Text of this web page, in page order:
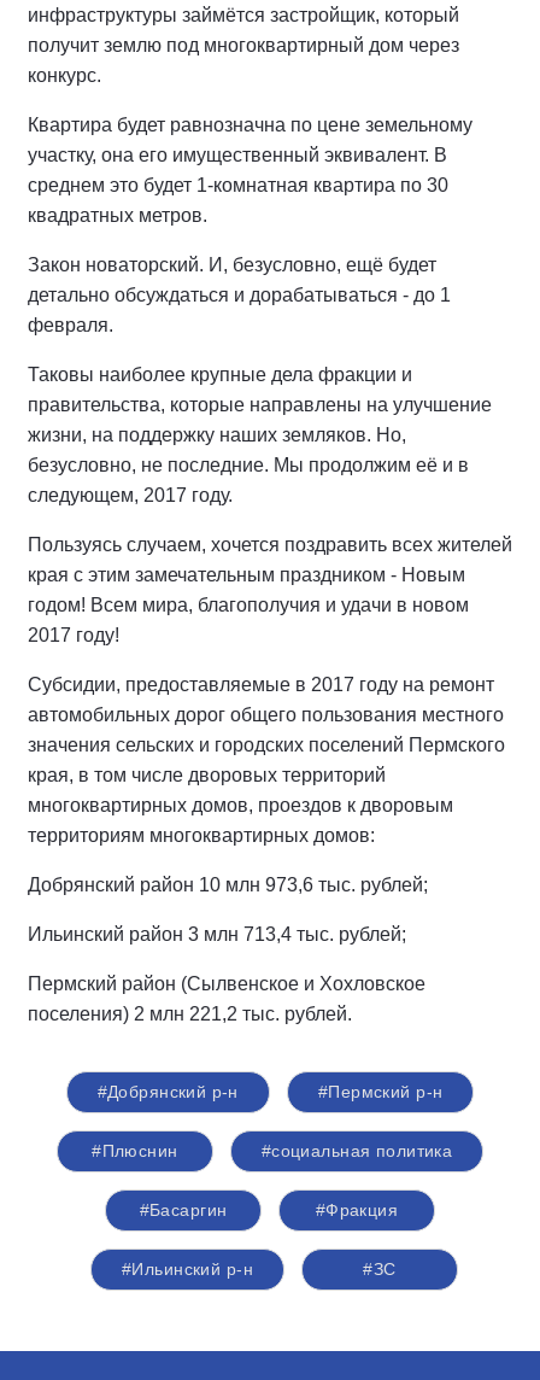
инфраструктуры займётся застройщик, который
получит землю под многоквартирный дом через
конкурс.
Квартира будет равнозначна по цене земельному
участку, она его имущественный эквивалент. В
среднем это будет 1-комнатная квартира по 30
квадратных метров.
Закон новаторский. И, безусловно, ещё будет
детально обсуждаться и дорабатываться - до 1
февраля.
Таковы наиболее крупные дела фракции и
правительства, которые направлены на улучшение
жизни, на поддержку наших земляков. Но,
безусловно, не последние. Мы продолжим её и в
следующем, 2017 году.
Пользуясь случаем, хочется поздравить всех жителей
края с этим замечательным праздником - Новым
годом! Всем мира, благополучия и удачи в новом
2017 году!
Субсидии, предоставляемые в 2017 году на ремонт
автомобильных дорог общего пользования местного
значения сельских и городских поселений Пермского
края, в том числе дворовых территорий
многоквартирных домов, проездов к дворовым
территориям многоквартирных домов:
Добрянский район 10 млн 973,6 тыс. рублей;
Ильинский район 3 млн 713,4 тыс. рублей;
Пермский район (Сылвенское и Хохловское
поселения) 2 млн 221,2 тыс. рублей.
#Добрянский р-н #Пермский р-н
#Плюснин #социальная политика
#Басаргин #Фракция
#Ильинский р-н #ЗС